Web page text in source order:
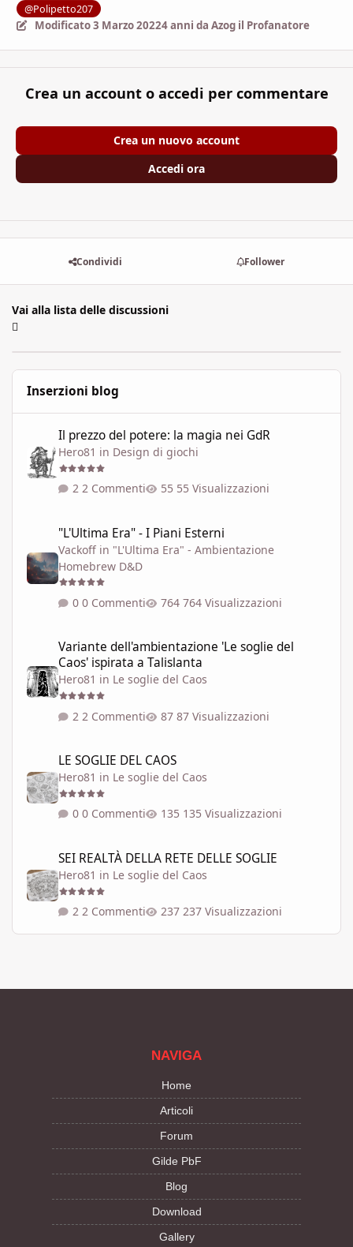
@Polipetto207
Modificato3 Marzo 20224 anni da Azog il Profanatore
Crea un account o accedi per commentare
Crea un nuovo account
Accedi ora
Condividi Follower
Vai alla lista delle discussioni
Inserzioni blog
Il prezzo del potere: la magia nei GdR
Hero81 in Design di giochi
2 Commenti 55 Visualizzazioni
"L'Ultima Era" - I Piani Esterni
Vackoff in "L'Ultima Era" - Ambientazione
Homebrew D&D
0 Commenti 764 Visualizzazioni
Variante dell'ambientazione 'Le soglie del
Caos' ispirata a Talislanta
Hero81 in Le soglie del Caos
2 Commenti 87 Visualizzazioni
LE SOGLIE DEL CAOS
Hero81 in Le soglie del Caos
0 Commenti 135 Visualizzazioni
SEI REALTÀ DELLA RETE DELLE SOGLIE
Hero81 in Le soglie del Caos
2 Commenti 237 Visualizzazioni
NAVIGA
Home
Articoli
Forum
Gilde PbF
Blog
Download
Gallery